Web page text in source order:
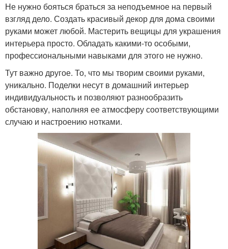
Не нужно бояться браться за неподъемное на первый
взгляд дело. Создать красивый декор для дома своими
руками может любой. Мастерить вещицы для украшения
интерьера просто. Обладать какими-то особыми,
профессиональными навыками для этого не нужно.
Тут важно другое. То, что мы творим своими руками,
уникально. Поделки несут в домашний интерьер
индивидуальность и позволяют разнообразить
обстановку, наполняя ее атмосферу соответствующими
случаю и настроению нотками.